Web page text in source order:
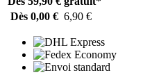
Dès 0,00 € 6,90 €